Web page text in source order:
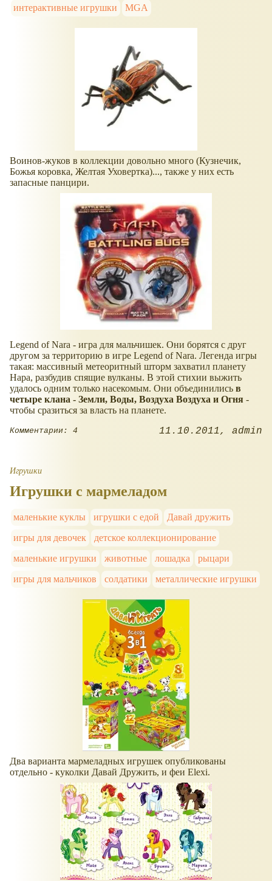
интерактивные игрушки MGA
Воинов-жуков в коллекции довольно много (Кузнечик,
Божья коровка, Желтая Уховертка)..., также у них есть
запасные панцири.
Legend of Nara - игра для мальчишек. Они борятся с друг
другом за территорию в игре Legend of Nara. Легенда игры
такая: массивный метеоритный шторм захватил планету
Нара, разбудив спящие вулканы. В этой стихии выжить
удалось одним только насекомым. Они объединились в
четыре клана - Земли, Воды, Воздуха Воздуха и Огня -
чтобы сразиться за власть на планете.
Комментарии: 4 11.10.2011 admin
Игрушки
Игрушки с мармеладом
маленькие куклы игрушки с едой
Давай дружить
игры для девочек
детское коллекционирование
маленькие игрушки
животные лошадка
рыцари
игры для мальчиков
солдатики металлические игрушки
Два варианта мармеладных игрушек опубликованы
отдельно - куколки Давай Дружить, и феи Elexi.